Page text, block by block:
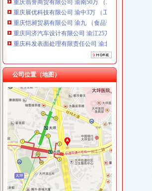
重庆展优科技有限公司 渝中3万 （工商注册）
重庆恺昶贸易有限公司 渝九 （食品许可证）
重庆同济汽车设计有限公司 渝江25万 （工商注册）
重庆科发表面处理有限责任公司 渝北800万 （进出口
重庆德谋生产力促进中心有限公司 渝大10万 （工商
川思博机械有限责任公司重庆分公司 渝江 （工商注册
公司位置（地图）
渝中区重庆天地
重庆市渝中区物业协会参观重庆天地认可丰诚物业
重庆市渝中区化龙桥重庆天地股票期货网上开户操作
渝中区华龙桥重庆天地_中华文本库
瑞安重庆天地商铺商铺出售,渝中区重庆天地企业天
重庆天地高层销售领跑楼市|重庆|渝中区_凤凰资讯
渝中区重庆天地公寓,现房买一层送一层,品质大盘轻
重庆天地是否属于渝中区有商铺卖没有价格多少–安